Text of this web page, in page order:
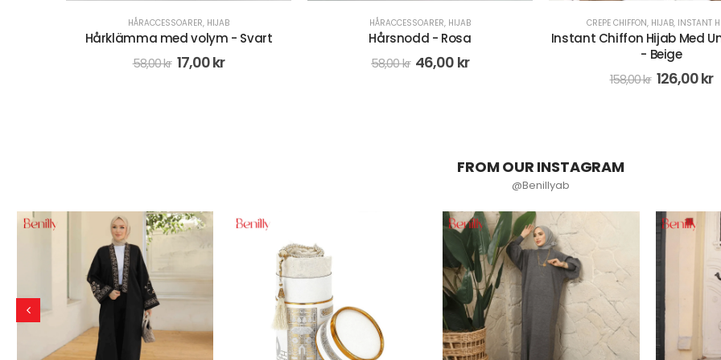
HÅRACCESSOARER, HIJAB
Hårsnodd - Rosa
58,00kr 46,00kr
CREPE CHIFFON,HIJAB,INSTANT HIJAB
Instant Chiffon Hijab Med Underslöja
- Beige
HIJAB,TURBAN
Tre vingar turban-hijab
Grå
138,00kr 69,00kr
FROM OUR INSTAGRAM
@Benillyab